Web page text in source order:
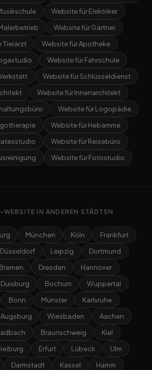
Website für Elektriker
Website für Gärtner
Tierarzt
Website für Apotheke
Website für Fahrschule
Website für Schlüsseldienst
Website für Innenarchitekt
Website für Logopädie
Website für Hebamme
Website für Reisebüro
Website für Fotostudio
WEBSITE IN ANDEREN STÄDTEN
München Köln
Frankfurt
Düsseldorf Leipzig
Dortmund
Bremen Dresden
Hannover
Duisburg Bochum
Wuppertal
Bonn Münster
Karlsruhe
Augsburg Wiesbaden
Aachen
Braunschweig
Kiel
Erfurt Lübeck
Ulm
Darmstadt Kassel Hamm